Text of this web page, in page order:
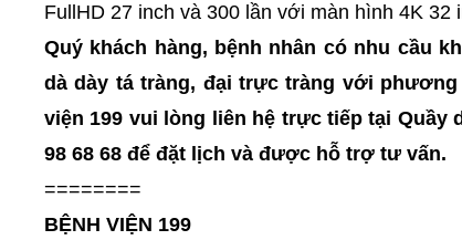
FullHD 27 inch và 300 lần với màn hình 4K 32
Quý khách hàng, bệnh nhân có nhu cầu
dà dày tá tràng, đại trực tràng với
viện 199 vui lòng liên hệ trực tiếp tại Quầy
98 68 68 để đặt lịch và được hỗ trợ tư vấn.
========
BỆNH VIỆN 199